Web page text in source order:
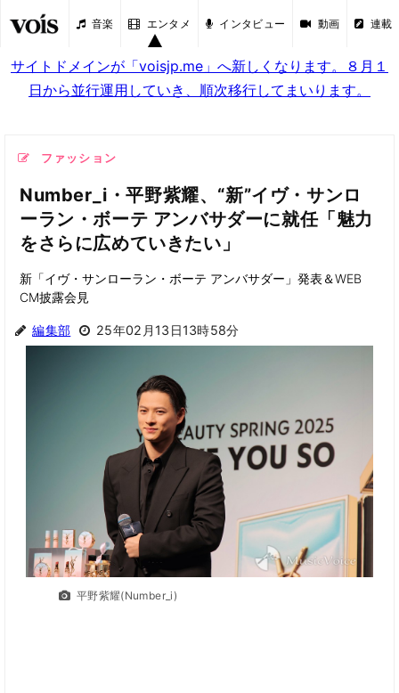
音楽 エンタメ インタビュー 動画 連載
サイトドメインが「voisjp.me」へ新しくなります。８月１
日から並行運用していき、順次移行してまいります。
ファッション
Number_i・平野紫耀、“新”イヴ・サンロ
ーラン・ボーテ アンバサダーに就任「魅力
をさらに広めていきたい」
新「イヴ・サンローラン・ボーテ アンバサダー」発表＆WEB
CM披露会見
編集部 25年02月13日13時58分
平野紫耀(Number_i)